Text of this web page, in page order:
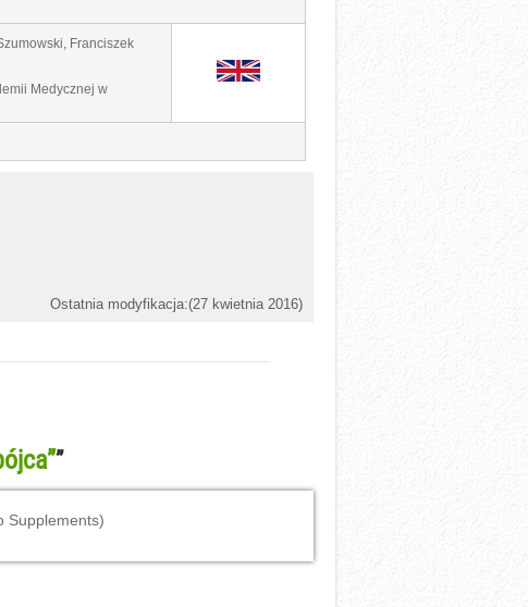
Franciszek
Medycznej w
Ostatnia modyfikacja:(27 kwietnia 2016)
”
Supplements)